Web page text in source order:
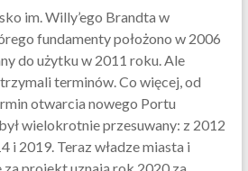
im. Willy’ego Brandta w
fundamenty położono w 2006
do użytku w 2011 roku. Ale
terminów. Co więcej, od
otwarcia nowego Portu
wielokrotnie przesuwany: z 2012
i 2019. Teraz władze miasta i